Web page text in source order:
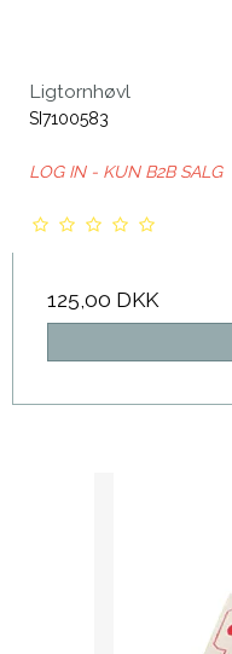
Ligtornhøvl
SI7100583
LOG IN - KUN B2B SALG
125,00 DKK